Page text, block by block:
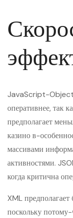
JavaScript-
оперативнее, так
предполагает
казино в-
массивами
активностями.
когда критична
XML
поскольку потому-